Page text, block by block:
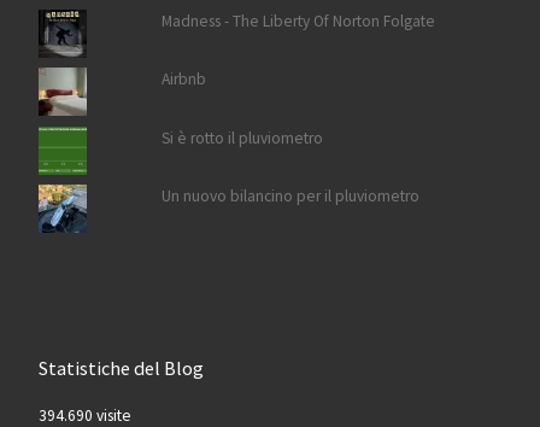
Madness - The Liberty Of Norton Folgate
Airbnb
Si è rotto il pluviometro
Un nuovo bilancino per il pluviometro
Statistiche del Blog
394.690 visite